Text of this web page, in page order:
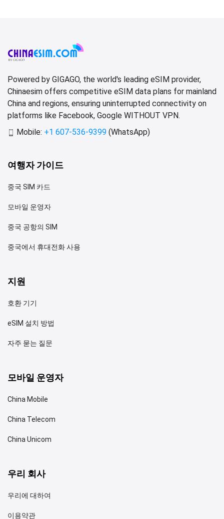
Powered by GIGAGO, the world's leading eSIM provider,
Chinaesim offers competitive eSIM data plans for mainland
China and regions, ensuring uninterrupted connectivity on
platforms like Facebook, Google WITHOUT VPN.
Mobile: +1 607-536-9399 (WhatsApp)
여행자 가이드
중국 SIM 카드
모바일 운영자
중국 공항의 SIM
중국에서 휴대전화 사용
지원
호환 기기
eSIM 설치 방법
자주 묻는 질문
모바일 운영자
China Mobile
China Telecom
China Unicom
우리 회사
우리에 대하여
이용약관